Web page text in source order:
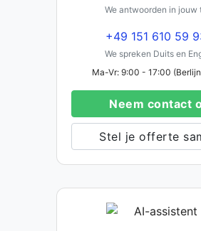
We antwoorden in jouw
+49 151 610 59
We spreken Duits en
Ma-Vr: 9:00 - 17:00
Neem contact
Stel je offerte